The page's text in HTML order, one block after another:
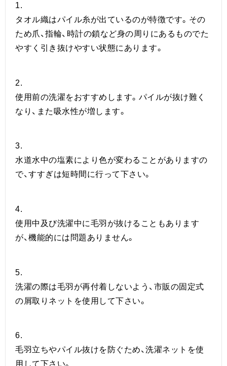
1.
タオル織はパイル糸が出ているのが特徴です。その
ため爪、指輪、時計の鎖など身の周りにあるものでた
やすく引き抜けやすい状態にあります。
2.
使用前の洗濯をおすすめします。パイルが抜け難く
なり、また吸水性が増します。
3.
水道水中の塩素により色が変わることがありますの
で、すすぎは短時間に行って下さい。
4.
使用中及び洗濯中に毛羽が抜けることもあります
が、機能的には問題ありません。
5.
洗濯の際は毛羽が再付着しないよう、市販の固定式
の屑取りネットを使用して下さい。
6.
毛羽立ちやパイル抜けを防ぐため、洗濯ネットを使
用して下さい。